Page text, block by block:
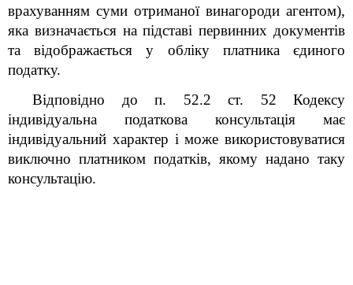
врахуванням суми отриманої винагороди агентом),
яка визначається на підставі первинних документів
та відображається у обліку платника єдиного
податку.
Відповідно до п. 52.2 ст. 52 Кодексу
індивідуальна податкова консультація має
індивідуальний характер і може використовуватися
виключно платником податків, якому надано таку
консультацію.